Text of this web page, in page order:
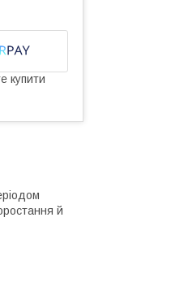
купити
й